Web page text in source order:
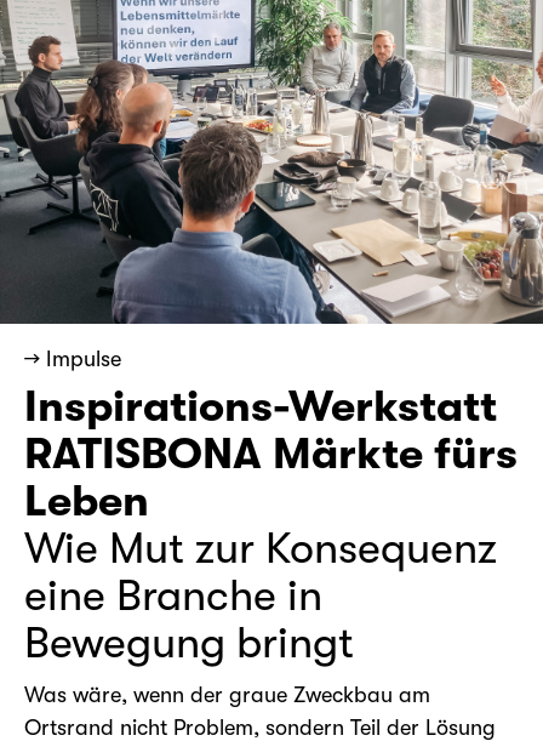
→ Impulse
Inspirations-Werkstatt
RATISBONA Märkte fürs
Leben
Wie Mut zur Konsequenz
eine Branche in
Bewegung bringt
Was wäre, wenn der graue Zweckbau am
Ortsrand nicht Problem, sondern Teil der Lösung